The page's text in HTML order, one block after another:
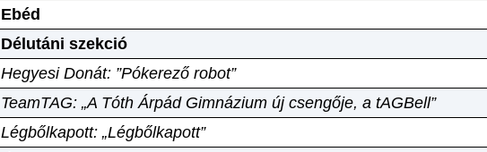
Ebéd
Délutáni szekció
Hegyesi Donát: ”Pókerező robot”
TeamTAG: „A Tóth Árpád Gimnázium új csengője, a tAGBell”
Légbőlkapott: „Légbőlkapott”